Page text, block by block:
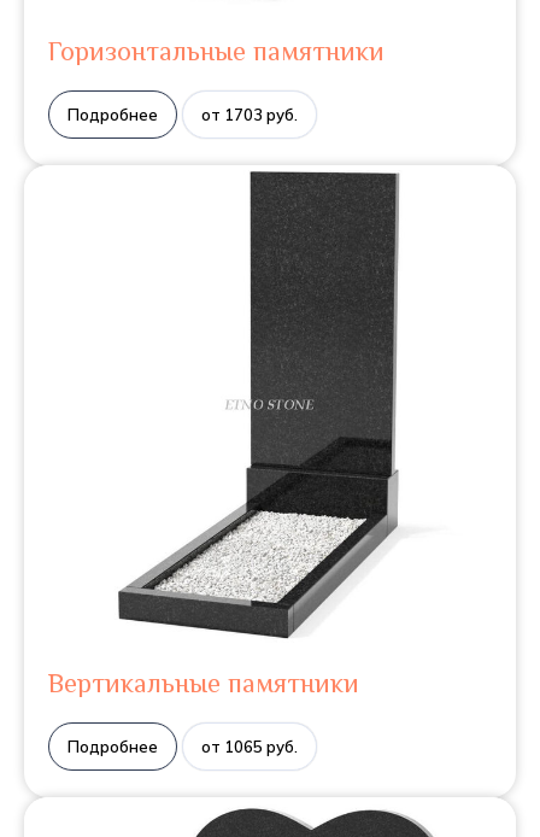
Горизонтальные памятники
Подробнее от 1703 руб.
Вертикальные памятники
Подробнее от 1065 руб.